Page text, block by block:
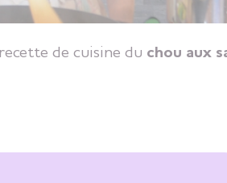
de cuisine du chou aux